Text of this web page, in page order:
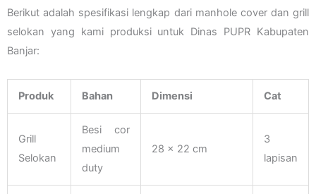
Berikut adalah spesifikasi lengkap dari manhole cover dan grill
selokan yang kami produksi untuk Dinas PUPR Kabupaten
Banjar:
Produk Bahan Dimensi Cat
Grill
Selokan
Besi cor
medium
duty
28 x 22 cm
3
lapisan